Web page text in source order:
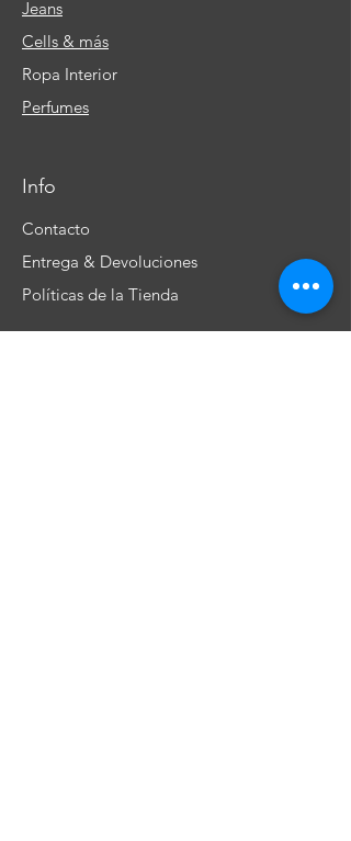
Jeans
Cells & más
Ropa Interior
Perfumes
Info
Contacto
Entrega & Devoluciones
Políticas de la Tienda